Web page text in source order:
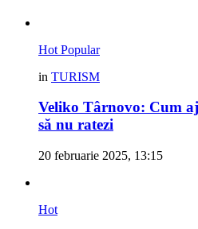
Hot Popular
in TURISM
Veliko Târnovo: Cum
să nu ratezi
20 februarie 2025, 13:15
Hot